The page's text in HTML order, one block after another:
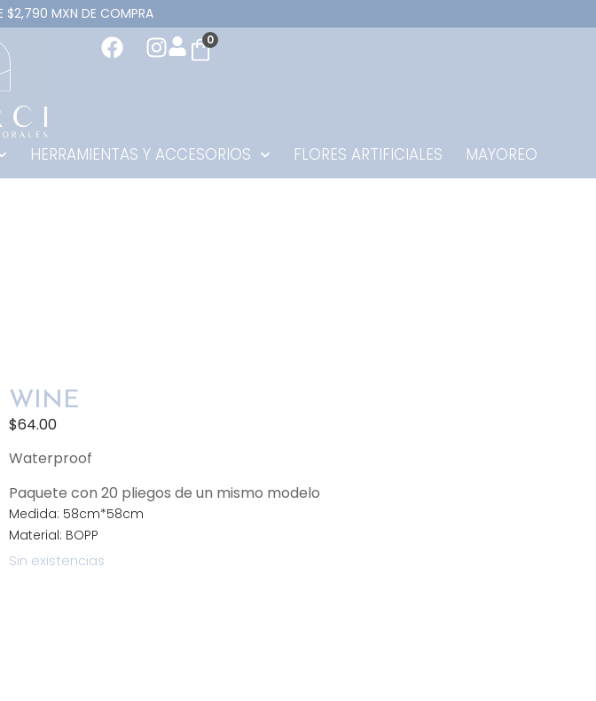
$2,790 MXN DE COMPRA
0
HERRAMIENTAS Y ACCESORIOS FLORES ARTIFICIALES MAYOREO
WINE
$64.00
Waterproof
Paquete con 20 pliegos de un mismo modelo
Medida: 58cm*58cm
Material: BOPP
Sin existencias